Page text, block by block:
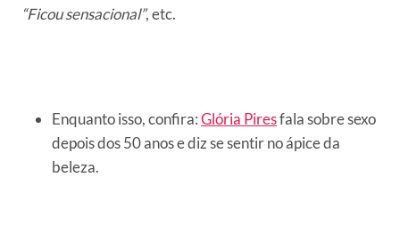
“Ficou sensacional”, etc.
Enquanto isso, confira:Glória Piresfala sobre sexo
depois dos 50 anos e diz se sentir no ápice da
beleza.